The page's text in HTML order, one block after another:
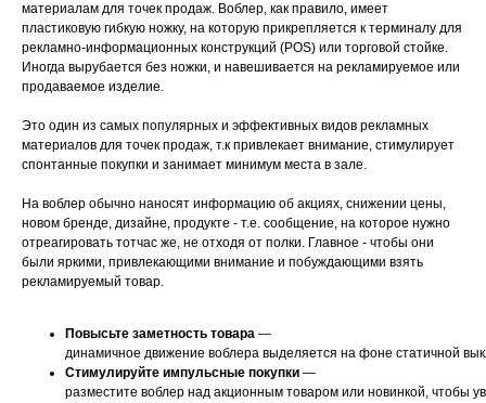
материалам для точек продаж. Воблер, как правило, имеет
пластиковую гибкую ножку, на которую прикрепляется к терминалу для
рекламно-информационных конструкций (POS) или торговой стойке.
Иногда вырубается без ножки, и навешивается на рекламируемое или
продаваемое изделие.
Это один из самых популярных и эффективных видов рекламных
материалов для точек продаж, т.к привлекает внимание, стимулирует
спонтанные покупки и занимает минимум места в зале.
На воблер обычно наносят информацию об акциях, снижении цены,
новом бренде, дизайне, продукте - т.е. сообщение, на которое нужно
отреагировать тотчас же, не отходя от полки. Главное - чтобы они
были яркими, привлекающими внимание и побуждающими взять
рекламируемый товар.
Повысьте заметность товара —
динамичное движение воблера выделяется на фоне статичной
Стимулируйте импульсные покупки —
разместите воблер над акционным товаром или новинкой, чтобы